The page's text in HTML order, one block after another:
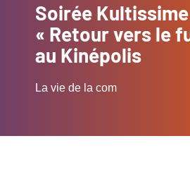
Soirée
« Retour vers le
au Kinépolis
La vie de la com